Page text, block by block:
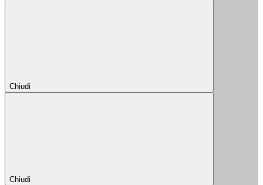
Chiudi
Chiudi